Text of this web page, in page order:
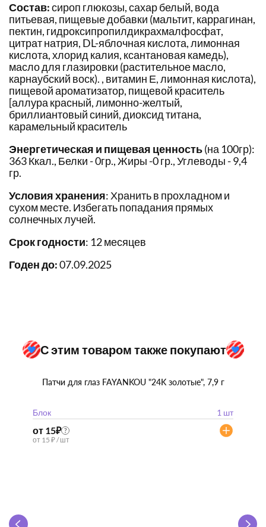
Состав:сироп глюкозы, сахар белый, вода
питьевая, пищевые добавки (мальтит, каррагинан,
пектин, гидроксипропилдикрахмалфосфат,
цитрат натрия, DL-яблочная кислота, лимонная
кислота, хлорид калия, ксантановая камедь),
масло для глазировки (растительное масло,
карнаубский воск). , витамин Е, лимонная кислота),
пищевой ароматизатор, пищевой краситель
[аллура красный, лимонно-желтый,
бриллиантовый синий, диоксид титана,
карамельный краситель
Энергетическая и пищевая ценность(на 100гр):
363 Ккал., Белки - 0гр., Жиры -0 гр., Углеводы - 9,4
гр.
Условия хранения: Хранить в прохладном и
сухом месте. Избегать попадания прямых
солнечных лучей.
Срок годности: 12 месяцев
Годен до:07.09.2025
С этим товаром также покупают
Патчи для глаз FAYANKOU "24K золотые", 7,9 г
Блок 1 шт
от 15₽ ?
от 15 ₽ / шт